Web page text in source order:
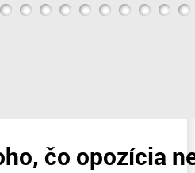
vysvetliť, a to kam mohlo ísť 24miliard eur,
čo opozícia